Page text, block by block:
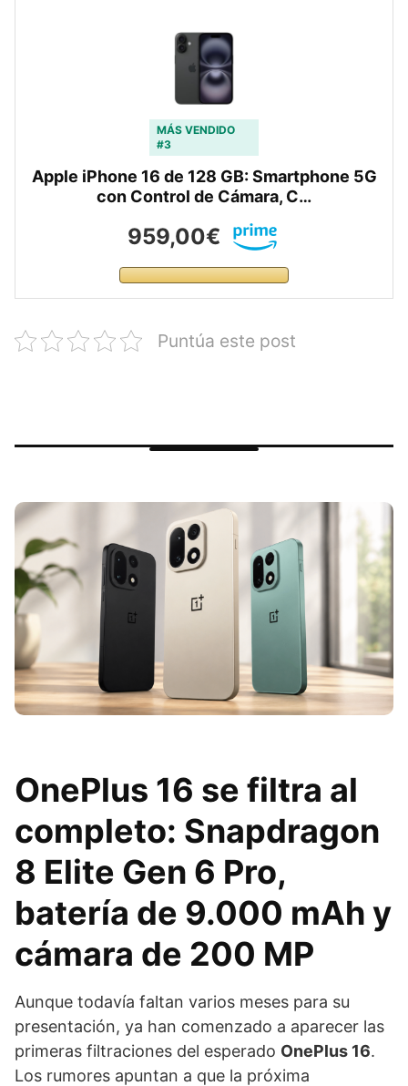
MÁS VENDIDO
#3
Apple iPhone 16 de 128 GB: Smartphone 5G
con Control de Cámara, C…
959,00€
Puntúa este post
OnePlus 16 se filtra al
completo: Snapdragon
8 Elite Gen 6 Pro,
batería de 9.000 mAh y
cámara de 200 MP
Aunque todavía faltan varios meses para su
presentación, ya han comenzado a aparecer las
primeras filtraciones del esperado OnePlus 16.
Los rumores apuntan a que la próxima